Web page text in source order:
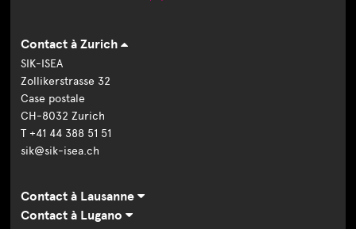
Contact à Zurich
SIK-ISEA
Zollikerstrasse 32
Case postale
CH-8032 Zurich
T +41 44 388 51 51
sik@sik-isea.ch
Contact à Lausanne
Contact à Lugano